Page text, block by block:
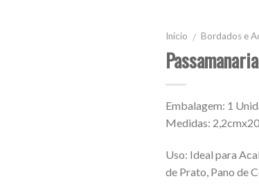
Início / Bordados e
Embalagem: 1
Medidas:
Uso: Ideal para
de Prato, Pano de